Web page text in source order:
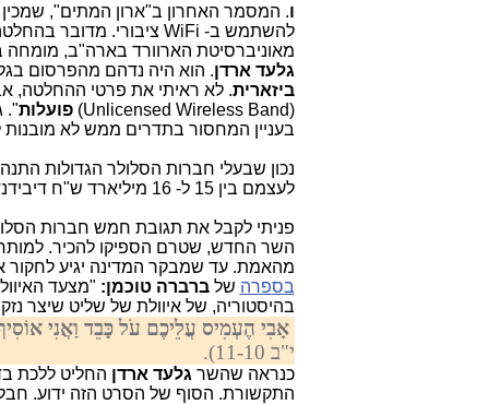
ו. המסמר האחרון ב"ארון המתים",
להשתמש ב- WiFi ציבורי. מדובר בהחלטה חסרת אחריות ומופקרת, שתהיה
מאוניברסיטת הארוורד בארה"ב,
גלעד ארדן. הוא היה נדהם מהפרסום
ביזארית. לא ראיתי את פרטי ההחלטה,
(Unlicensed Wireless Band)
פועלות".
בעניין המחסור בתדרים ממש לא
נכון שבעלי חברות הסלולר הגדולות
לעצמם בין 15 ל- 16 מיליארד ש"ח דיבידנדים. אולם, זו ממש אינה סיבה להעניש
פניתי לקבל את תגובת חמש חברות
השר החדש, שטרם הספיקו להכיר. למותר
מהאמת. עד שמבקר המדינה יגיע לחקור
בספרה שלברברה טוכמן: "מצעד
בהיסטוריה, של איוולת של שליט שיצר
אָבִי הֶעְמִיס עֲלֵיכֶם עֹל כָּבֵד וַאֲנִי
י"ב 11-10).
כנראה שהשר גלעד ארדן החליט ללכת
התקשורת. הסוף של הסרט הזה ידוע.